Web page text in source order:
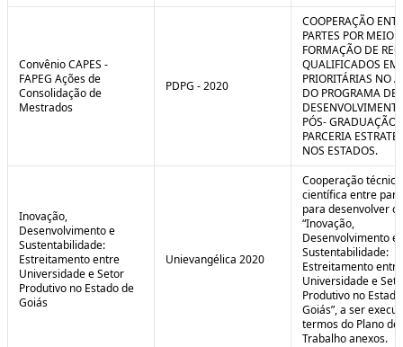
Convênio CAPES -
FAPEG Ações de
Consolidação de
Mestrados
PDPG - 2020
COOPERAÇÃO
PARTES POR MEIO
FORMAÇÃO DE
QUALIFICADOS EM
PRIORITÁRIAS NO
DO PROGRAMA DE
PÓS- GRADUAÇÃO
PARCERIA
NOS ESTADOS.
Inovação,
Desenvolvimento e
Sustentabilidade:
Estreitamento entre
Universidade e Setor
Produtivo no Estado de
Goiás
Unievangélica 2020
Cooperação
científica entre
para desenvolver o
“Inovação,
Desenvolvimento e
Sustentabilidade:
Estreitamento entre
Universidade e
Produtivo no
Goiás”, a ser
termos do Plano de
Trabalho anexos.